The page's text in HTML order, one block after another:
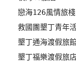
絡
Line
戀海126風情旅棧
救國團墾丁青年
墾丁通海渡假旅
墾丁福樂渡假旅